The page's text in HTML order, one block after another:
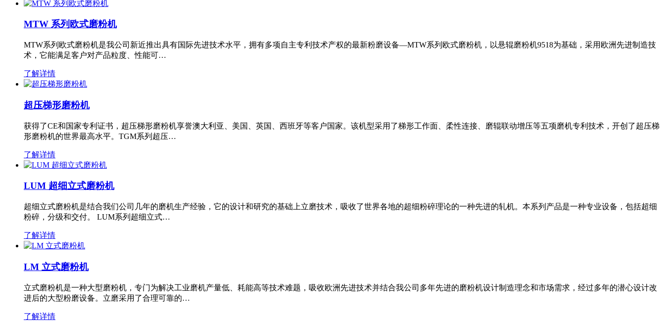
MTW 系列欧式磨粉机
MTW系列欧式磨粉机是我公司新近推出具有国际先进技术水平，拥有多项自主专利技术产权的最新粉磨设备—MTW系列欧式磨粉机，以悬辊磨粉机9518为基础，采用欧洲先进制造技
术，它能满足客户对产品粒度、性能可…
了解详情
超压梯形磨粉机
获得了CE和国家专利证书，超压梯形磨粉机享誉澳大利亚、美国、英国、西班牙等客户国家。该机型采用了梯形工作面、柔性连接、磨辊联动增压等五项磨机专利技术，开创了超压梯
形磨粉机的世界最高水平。TGM系列超压…
了解详情
LUM 超细立式磨粉机
超细立式磨粉机是结合我们公司几年的磨机生产经验，它的设计和研究的基础上立磨技术，吸收了世界各地的超细粉碎理论的一种先进的轧机。本系列产品是一种专业设备，包括超细
粉碎，分级和交付。 LUM系列超细立式…
了解详情
LM 立式磨粉机
立式磨粉机是一种大型磨粉机，专门为解决工业磨机产量低、耗能高等技术难题，吸收欧洲先进技术并结合我公司多年先进的磨粉机设计制造理念和市场需求，经过多年的潜心设计改
进后的大型粉磨设备。立磨采用了合理可靠的…
了解详情